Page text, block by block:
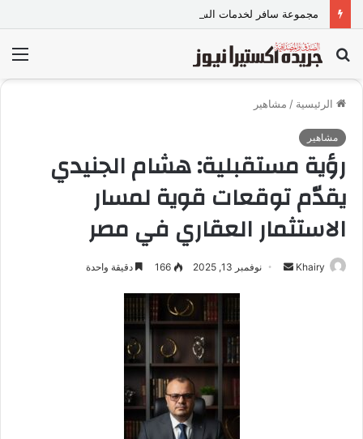
مجموعة سافر لخدمات السياحة
بحث
عن
الرئيسية / مشاهير
مشاهير
رؤية مستقبلية: هشام الجنيدي
يقدّم توقعات قوية لمسار
الاستثمار العقاري في مصر
Khairy نوفمبر 13, 2025 166 دقيقة واحدة